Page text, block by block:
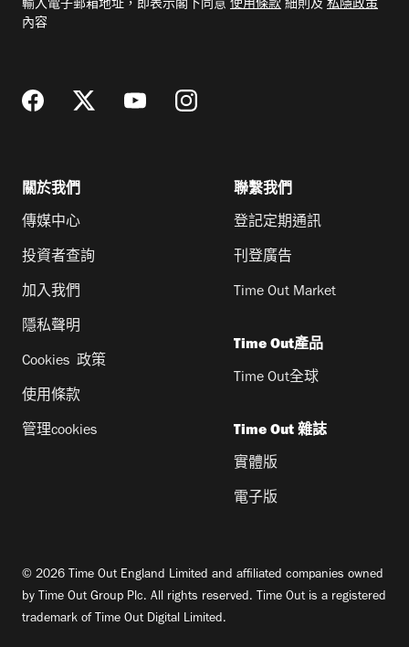
郵
輸入電子郵箱地址，即表示閣下同意 使用條款 細則及 私隱政策
內容
關於我們
傳媒中心
投資者查詢
加入我們
隱私聲明
Cookies 政策
使用條款
管理cookies
聯繫我們
登記定期通訊
刊登廣告
Time Out Market
Time Out產品
Time Out全球
Time Out 雜誌
實體版
電子版
© 2026 Time Out England Limited and affiliated companies owned
by Time Out Group Plc. All rights reserved. Time Out is a registered
trademark of Time Out Digital Limited.